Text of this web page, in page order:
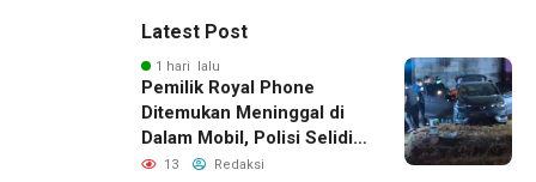
Latest Post
1 hari lalu
Pemilik Royal Phone
Ditemukan Meninggal di
Dalam Mobil, Polisi Selidiki
Dugaan Keterkaitan
13 Redaksi